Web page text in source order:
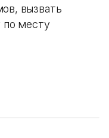
вызвать
по месту